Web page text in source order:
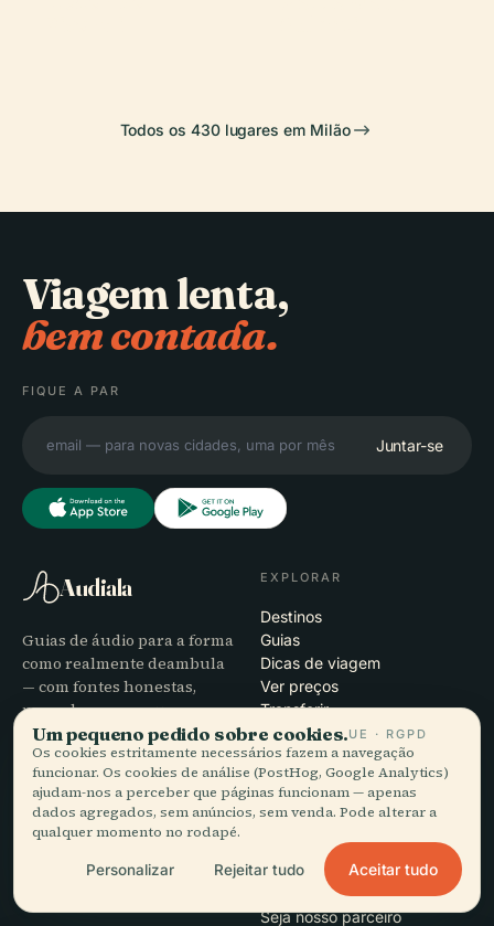
Todos os 430 lugares em Milão
Viagem lenta,
bem contada.
FIQUE A PAR
Juntar-se
Audiala
Guias de áudio para a forma
como realmente deambula
— com fontes honestas,
narrados para a rua,
transferidos de uma só vez.
EXPLORAR
Destinos
Guias
Dicas de viagem
Ver preços
Transferir
EMPRESA
Sobre
AJUDA
Resolução de problemas da
app
Seja nosso parceiro
Um pequeno pedido sobre cookies.UE · RGPD
Os cookies estritamente necessários fazem a navegação
funcionar. Os cookies de análise (PostHog, Google Analytics)
ajudam-nos a perceber que páginas funcionam — apenas
dados agregados, sem anúncios, sem venda. Pode alterar a
qualquer momento no rodapé.
Personalizar Rejeitar tudo Aceitar tudo